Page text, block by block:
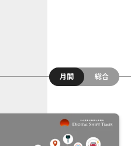
月間
総合